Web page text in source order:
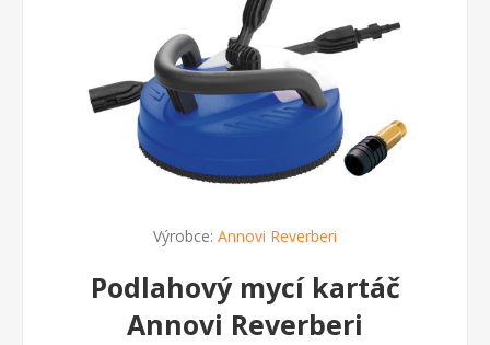
Výrobce: Annovi Reverberi
Podlahový mycí kartáč
Annovi Reverberi